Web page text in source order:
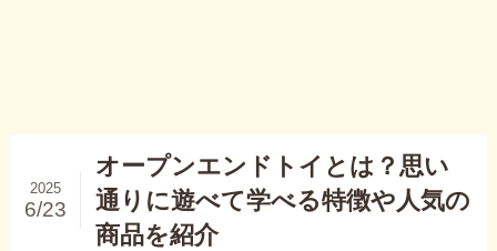
オープンエンドトイとは？思い
通りに遊べて学べる特徴や人気の
商品を紹介
2025
6/23